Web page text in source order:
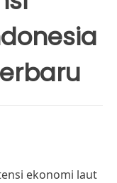
ekonomi laut